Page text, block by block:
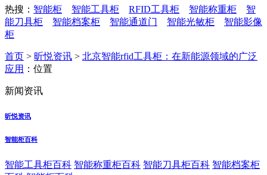
热搜： 智能柜 智能工具柜 RFID工具柜 智能称重柜
智
能刀具柜
智能档案柜 智能通道门 智能光敏柜
智能影像
柜
首页 > 昕悦资讯 > 北京智能rfid工具柜：在新能源领域的广泛
应用 ：位置
新闻资讯
昕悦资讯
智能柜百科
智能工具柜百科 智能称重柜百科 智能刀具柜百科 智能档案柜